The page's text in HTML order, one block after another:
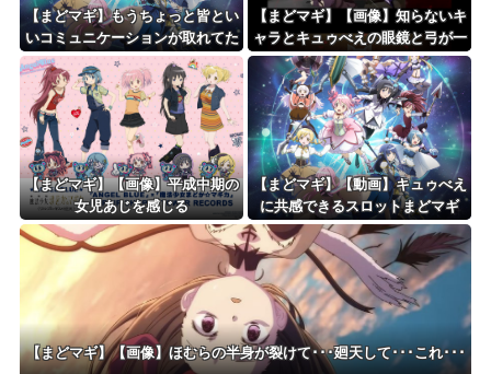
【まどマギ】もうちょっと皆とい
いコミュニケーションが取れてた
らなってみんな思う
【まどマギ】【画像】知らないキ
ャラとキュゥべえの眼鏡と弓が一
緒…
【まどマギ】【画像】平成中期の
女児あじを感じる
【まどマギ】【動画】キュゥべえ
に共感できるスロットまどマギ
【まどマギ】【画像】ほむらの半身が裂けて･･･廻天して･･･これ･･･